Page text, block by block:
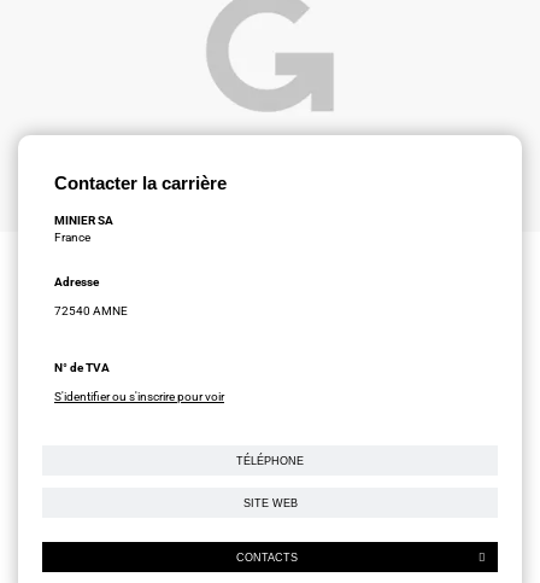
Contacter la carrière
MINIER SA
France
Adresse
72540 AMNE
N° de TVA
S'identifier ou s'inscrire pour voir
TÉLÉPHONE
SITE WEB
CONTACTS